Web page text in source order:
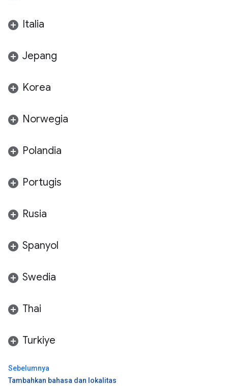
Italia
Jepang
Korea
Norwegia
Polandia
Portugis
Rusia
Spanyol
Swedia
Thai
Turkiye
Sebelumnya
Tambahkan bahasa dan lokalitas